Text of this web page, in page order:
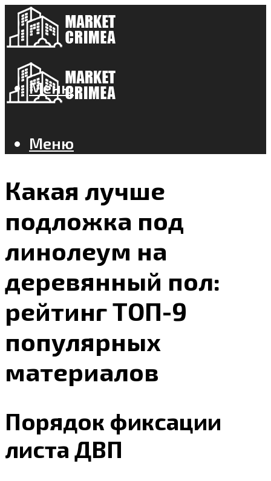
Меню
Меню
Какая лучше
подложка под
линолеум на
деревянный пол:
рейтинг ТОП-9
популярных
материалов
Порядок фиксации
листа ДВП